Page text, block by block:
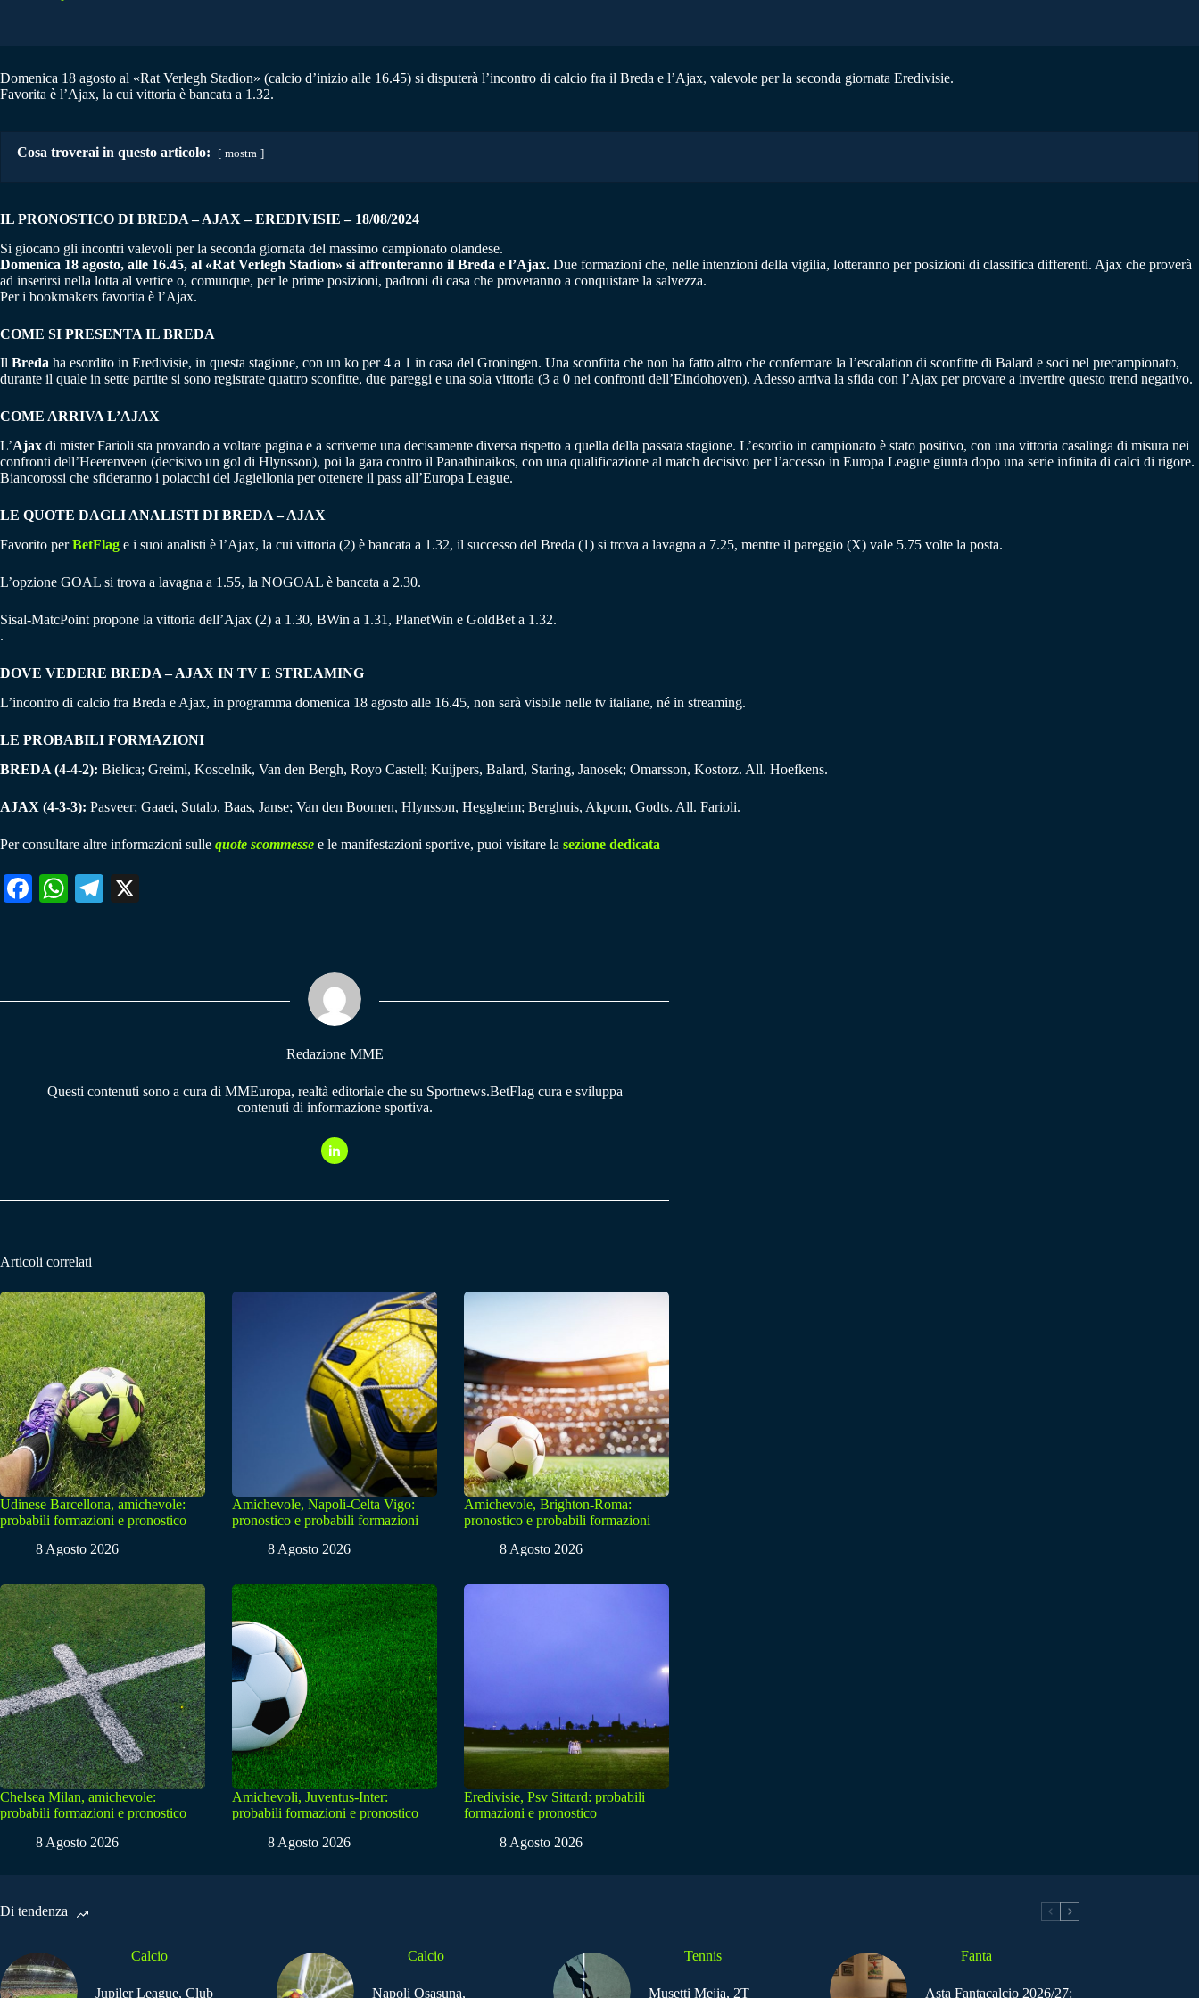
Domenica 18 agosto al «Rat Verlegh Stadion» (calcio d’inizio alle 16.45) si disputerà l’incontro di calcio fra il Breda e l’Ajax, valevole per la seconda giornata Eredivisie.
Favorita è l’Ajax, la cui vittoria è bancata a 1.32.
Cosa troverai in questo articolo: mostra
IL PRONOSTICO DI BREDA– AJAX– EREDIVISIE – 18/08/2024
Si giocano gli incontri valevoli per la seconda giornata del massimo campionato olandese.
Domenica 18 agosto, alle 16.45, al «Rat Verlegh Stadion» si affronteranno il Breda e l’Ajax. Due formazioni che, nelle intenzioni della vigilia, lotteranno per posizioni di classifica differenti. Ajax che proverà
ad inserirsi nella lotta al vertice o, comunque, per le prime posizioni, padroni di casa che proveranno a conquistare la salvezza.
Per i bookmakers favorita è l’Ajax.
COME SI PRESENTA IL BREDA
Il Breda ha esordito in Eredivisie, in questa stagione, con un ko per 4 a 1 in casa del Groningen. Una sconfitta che non ha fatto altro che confermare la l’escalation di sconfitte di Balard e soci nel precampionato,
durante il quale in sette partite si sono registrate quattro sconfitte, due pareggi e una sola vittoria (3 a 0 nei confronti dell’Eindohoven). Adesso arriva la sfida con l’Ajax per provare a invertire questo trend negativo.
COME ARRIVA L’AJAX
L’Ajax di mister Farioli sta provando a voltare pagina e a scriverne una decisamente diversa rispetto a quella della passata stagione. L’esordio in campionato è stato positivo, con una vittoria casalinga di misura nei
confronti dell’Heerenveen (decisivo un gol di Hlynsson), poi la gara contro il Panathinaikos, con una qualificazione al match decisivo per l’accesso in Europa League giunta dopo una serie infinita di calci di rigore.
Biancorossi che sfideranno i polacchi del Jagiellonia per ottenere il pass all’Europa League.
LE QUOTE DAGLI ANALISTI DI BREDA– AJAX
Favorito perBetFlag e i suoi analisti è l’Ajax, la cui vittoria (2) è bancata a 1.32, il successo del Breda (1) si trova a lavagna a 7.25, mentre il pareggio (X) vale 5.75 volte la posta.
L’opzione GOAL si trova a lavagna a 1.55, la NOGOAL è bancata a 2.30.
Sisal-MatcPoint propone la vittoria dell’Ajax (2) a 1.30, BWin a 1.31, PlanetWin e GoldBet a 1.32.
.
DOVE VEDERE BREDA – AJAX IN TV E STREAMING
L’incontro di calcio fra Breda e Ajax, in programma domenica 18 agosto alle 16.45, non sarà visbile nelle tv italiane, né in streaming.
LE PROBABILI FORMAZIONI
BREDA (4-4-2): Bielica; Greiml, Koscelnik, Van den Bergh, Royo Castell; Kuijpers, Balard, Staring, Janosek; Omarsson, Kostorz. All. Hoefkens.
AJAX (4-3-3): Pasveer; Gaaei, Sutalo, Baas, Janse; Van den Boomen, Hlynsson, Heggheim; Berghuis, Akpom, Godts. All. Farioli.
Per consultare altre informazioni sulle quote scommesse e le manifestazioni sportive, puoi visitare la sezione dedicata
Fa W
pp
Te
m
Redazione MME
Questi contenuti sono a cura di MMEuropa, realtà editoriale che su Sportnews.BetFlag cura e sviluppa
contenuti di informazione sportiva.
Articoli correlati
Udinese Barcellona, amichevole:
probabili formazioni e pronostico
8 Agosto 2026
Amichevole, Napoli-Celta Vigo:
pronostico e probabili formazioni
8 Agosto 2026
Amichevole, Brighton-Roma:
pronostico e probabili formazioni
8 Agosto 2026
Chelsea Milan, amichevole:
probabili formazioni e pronostico
8 Agosto 2026
Amichevoli, Juventus-Inter:
probabili formazioni e pronostico
8 Agosto 2026
Eredivisie, Psv Sittard: probabili
formazioni e pronostico
8 Agosto 2026
Di tendenza
Calcio
Jupiler League, Club
Calcio
Napoli Osasuna,
Tennis
Musetti Mejia, 2T
Fanta
Asta Fantacalcio 2026/27: